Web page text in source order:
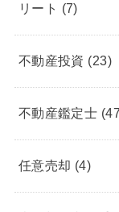
リート (7)
不動産投資 (23)
不動産鑑定士
任意売却 (4)